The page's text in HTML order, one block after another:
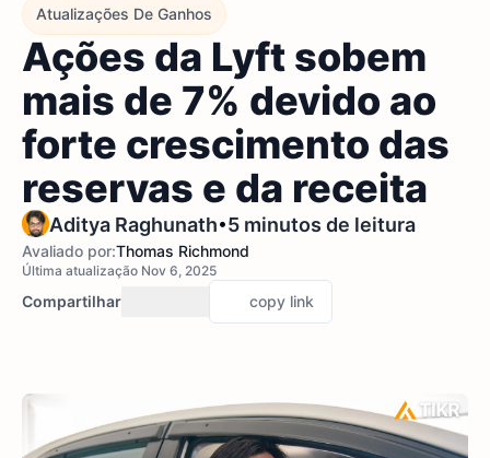
Atualizações De Ganhos
Ações da Lyft sobem
mais de 7% devido ao
forte crescimento das
reservas e da receita
Aditya Raghunath•5 minutos de leitura
Avaliado por:Thomas Richmond
Última atualização Nov 6, 2025
Compartilhar copy link